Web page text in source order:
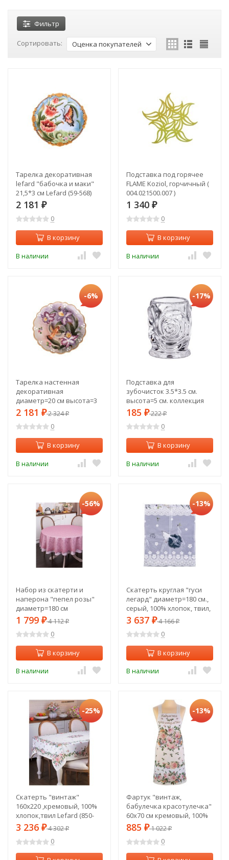
Фильтр
Сортировать: Оценка покупателей
Тарелка декоративная
lefard "бабочка и маки"
21,5*3 см Lefard (59-568)
2 181 ₽
0
В корзину
В наличии
Подставка под горячее
FLAME Koziol, горчичный (
004.021500.007 )
1 340 ₽
0
В корзину
В наличии
-6%
Тарелка настенная
декоративная
диаметр=20 см высота=3
см Lefard (59-384)
2 181 ₽2 324₽
0
В корзину
В наличии
-17%
Подставка для
зубочисток 3.5*3.5 см.
высота=5 см. коллекция
"muza" Lefard (355-249)
185 ₽222₽
0
В корзину
В наличии
-56%
Набор из скатерти и
наперона "пепел розы"
диаметр=180 см
SANTALINO (805-004)
1 799 ₽4 112₽
0
В корзину
В наличии
-13%
Скатерть круглая "гуси
легард" диаметр=180 см.,
серый, 100% хлопок, твил,
с пропиткой Lefard (850-
710-22)
3 637 ₽4 166₽
0
В корзину
В наличии
-25%
Скатерть "винтаж"
160х220 ,кремовый, 100%
хлопок,твил Lefard (850-
714-22)
3 236 ₽4 302₽
0
-13%
Фартук "винтаж,
бабулечка красотулечка"
60х70 см кремовый, 100%
хлопок,твил пропитка
885 ₽1 022₽
0